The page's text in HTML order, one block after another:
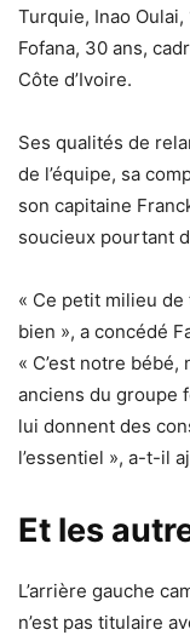
Turquie, Inao
Fofana, 30 ans,
Côte d’Ivoire.
Ses qualités de
de l’équipe, sa
son capitaine
soucieux pourtant
« Ce petit milieu
bien », a concédé
« C’est notre
anciens du groupe
lui donnent des
l’essentiel », a-t-il
Et les
L’arrière gauche
n’est pas titulaire